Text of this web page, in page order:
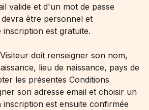
valide et d'un mot de passe
être personnel et
inscription est gratuite.
doit renseigner son nom,
lieu de naissance, pays de
les présentes Conditions
son adresse email et choisir un
inscription est ensuite confirmée